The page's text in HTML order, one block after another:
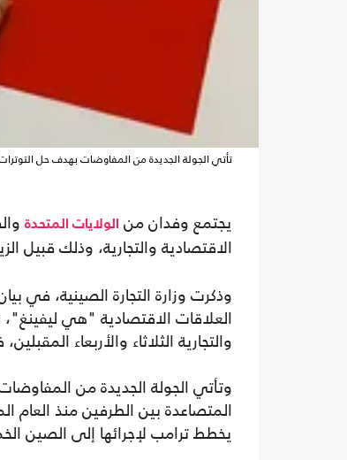
تأتي الجولة الجديدة من المفاوضات بهدف حل
يجتمع وفدان من الولايات المتحدة
الاقتصادية والتجارية، وذلك قبيل
وذكرت وزارة التجارة الصينية، في
العلاقات الاقتصادية "هي
والتجارية الثلاثاء والأربعاء
وتأتي الجولة الجديدة من
المتصاعدة بين الطرفين منذ العام
يخطط ترامب لإجرائها إلى الصين